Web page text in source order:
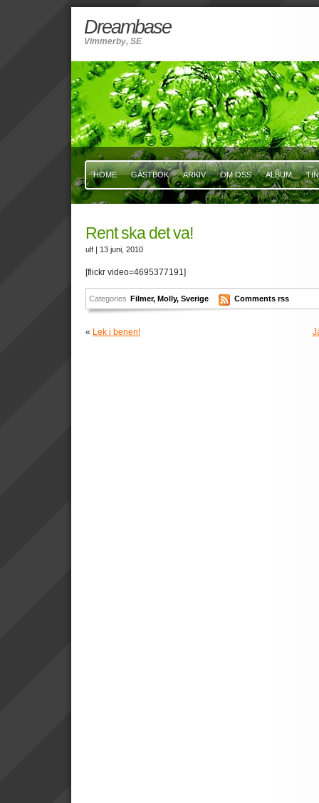
Dreambase
Vimmerby, SE
HOME GÄSTBOK ARKIV OM OSS ALBUM
Rent ska det va!
ulf | 13 juni, 2010
[flickr video=4695377191]
Categories Filmer, Molly,Sverige Comments rss
« Lek i benen!